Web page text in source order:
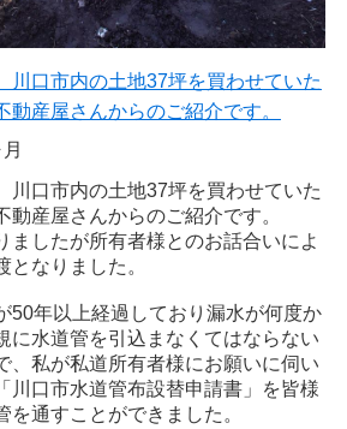
川口市内の土地37坪を買わせていた
動産屋さんからのご紹介です。
川口市内の土地37坪を買わせていた
動産屋さんからのご紹介です。
ましたが所有者様とのお話合いによ
となりました。
50年以上経過しており漏水が何度か
に水道管を引込まなくてはならない
私が私道所有者様にお願いに伺い
川口市水道管布設替申請書」を皆様
通すことができました。